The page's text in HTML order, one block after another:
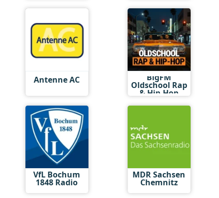
Antenne AC BigFM
Oldschool Rap
& Hip-Hop
VfL Bochum
1848 Radio
MDR Sachsen
Chemnitz